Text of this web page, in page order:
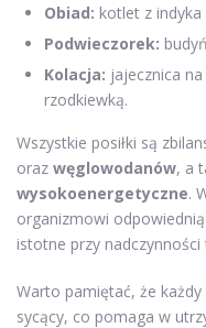
Obiad: kotlet z
Podwieczorek:
Kolacja: jajecznica
rzodkiewką.
Wszystkie posiłki są
oraz węglowodanów, a
wysokoenergetyczne.
organizmowi
istotne przy nadczynności
Warto pamiętać, że każdy
sycący, co pomaga w